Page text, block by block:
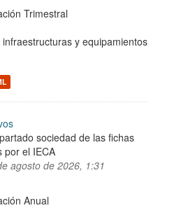
Trimestral
y equipamientos
sociedad de las fichas
por el IECA
agosto de 2026, 1:31
Anual